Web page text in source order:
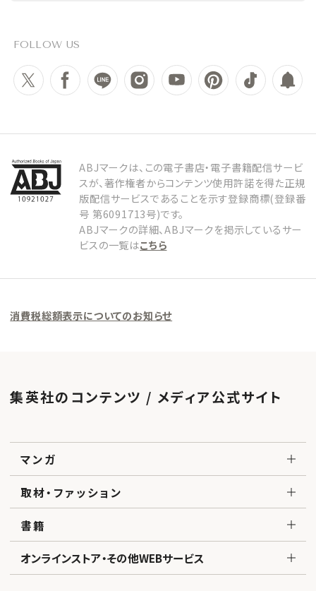
FOLLOW US
ABJマークは、この電子書店・電子書籍配信サービ
スが、著作権者からコンテンツ使用許諾を得た正規
版配信サービスであることを示す登録商標(登録番
号 第6091713号)です。
ABJマークの詳細、ABJマークを掲示しているサー
ビスの一覧はこちら
消費税総額表示についてのお知らせ
集英社のコンテンツ / メディア公式サイト
マンガ
取材・ファッション
書籍
オンラインストア・その他WEBサービス